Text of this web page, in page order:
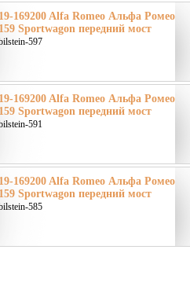
19-169200 Alfa Romeo Альфа Ромео
159 Sportwagon передний мост
597
19-169200 Alfa Romeo Альфа Ромео
159 Sportwagon передний мост
591
19-169200 Alfa Romeo Альфа Ромео
159 Sportwagon передний мост
585